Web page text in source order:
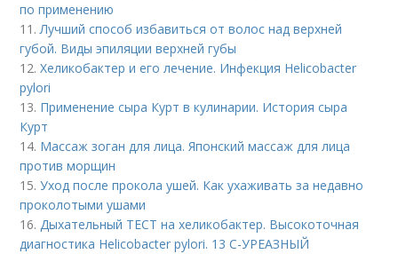
по применению
11.Лучший способ избавиться от волос над верхней
губой. Виды эпиляции верхней губы
12.Хеликобактер и его лечение. Инфекция Helicobacter
pylori
13. Применение сыра Курт в кулинарии. История сыра
Курт
14. Массаж зоган для лица. Японский массаж для лица
против морщин
15.Уход после прокола ушей. Как ухаживать за недавно
проколотыми ушами
16.Дыхательный ТЕСТ на хеликобактер. Высокоточная
диагностика Helicobacter pylori. 13 C-УРЕАЗНЫЙ